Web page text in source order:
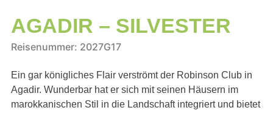
AGADIR – SILVESTER
Reisenummer: 2027G17
Ein gar königliches Flair verströmt der Robinson Club in
Agadir. Wunderbar hat er sich mit seinen Häusern im
marokkanischen Stil in die Landschaft integriert und bietet